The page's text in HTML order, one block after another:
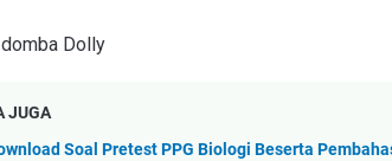
domba Dolly
JUGA
Soal Pretest PPG Biologi Beserta